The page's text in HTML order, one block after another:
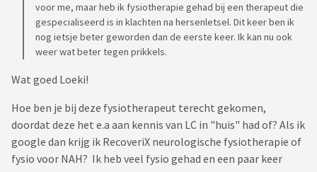
voor me, maar heb ik fysiotherapie gehad bij een therapeut die
gespecialiseerd is in klachten na hersenletsel. Dit keer ben ik
nog ietsje beter geworden dan de eerste keer. Ik kan nu ook
weer wat beter tegen prikkels.
Wat goed Loeki!
Hoe ben je bij deze fysiotherapeut terecht gekomen,
doordat deze het e.a aan kennis van LC in "huis" had of? Als ik
google dan krijg ik RecoveriX neurologische fysiotherapie of
fysio voor NAH? Ik heb veel fysio gehad en een paar keer